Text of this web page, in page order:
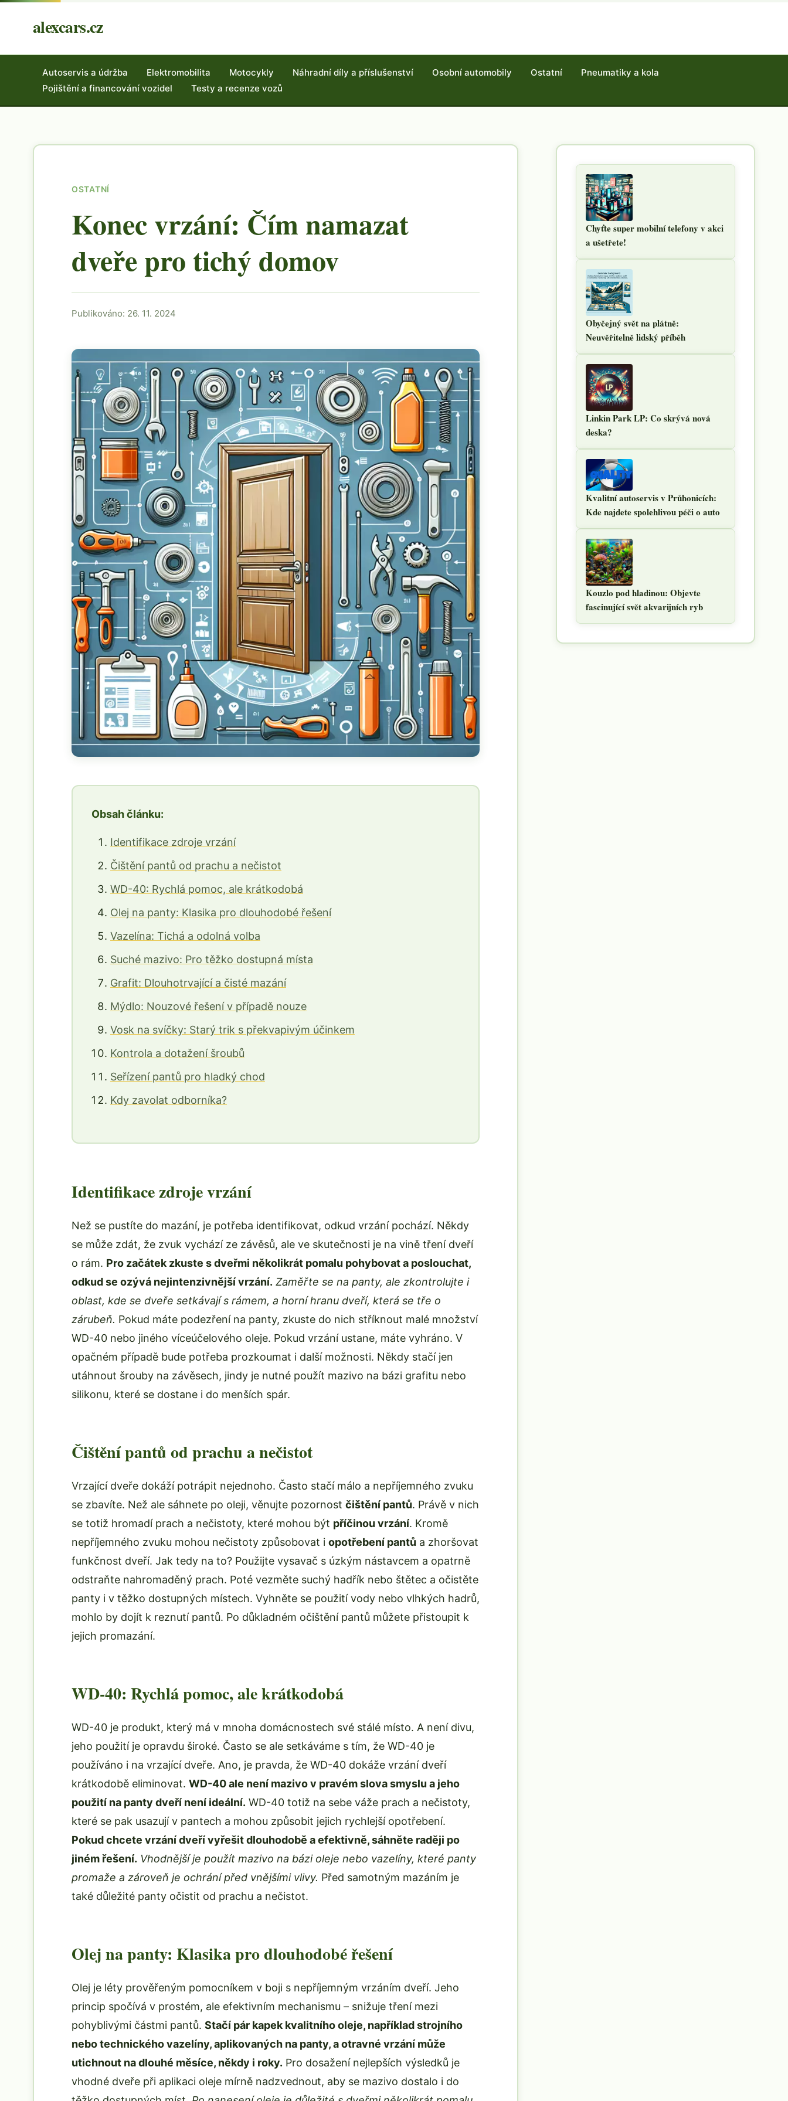
alexcars.cz
Autoservis a údržba Elektromobilita Motocykly Náhradní díly a příslušenství Osobní automobily Ostatní
Pneumatiky a kola
Pojištění a financování vozidel
Testy a recenze vozů
OSTATNÍ
Konec vrzání: Čím namazat
dveře pro tichý domov
Publikováno: 26. 11. 2024
Obsah článku:
Identifikace zdroje vrzání
Čištění pantů od prachu a nečistot
WD-40: Rychlá pomoc, ale krátkodobá
Olej na panty: Klasika pro dlouhodobé řešení
Vazelína: Tichá a odolná volba
Suché mazivo: Pro těžko dostupná místa
Grafit: Dlouhotrvající a čisté mazání
Mýdlo: Nouzové řešení v případě nouze
Vosk na svíčky: Starý trik s překvapivým účinkem
Kontrola a dotažení šroubů
Seřízení pantů pro hladký chod
Kdy zavolat odborníka?
Identifikace zdroje vrzání
Než se pustíte do mazání, je potřeba identifikovat, odkud vrzání pochází. Někdy
se může zdát, že zvuk vychází ze závěsů, ale ve skutečnosti je na vině tření dveří
o rám. Pro začátek zkuste s dveřmi několikrát pomalu pohybovat a poslouchat,
odkud se ozývá nejintenzivnější vrzání. Zaměřte se na panty, ale zkontrolujte i
oblast, kde se dveře setkávají s rámem, a horní hranu dveří, která se tře o
zárubeň. Pokud máte podezření na panty, zkuste do nich stříknout malé množství
WD-40 nebo jiného víceúčelového oleje. Pokud vrzání ustane, máte vyhráno. V
opačném případě bude potřeba prozkoumat i další možnosti. Někdy stačí jen
utáhnout šrouby na závěsech, jindy je nutné použít mazivo na bázi grafitu nebo
silikonu, které se dostane i do menších spár.
Čištění pantů od prachu a nečistot
Vrzající dveře dokáží potrápit nejednoho. Často stačí málo a nepříjemného zvuku
se zbavíte. Než ale sáhnete po oleji, věnujte pozornost čištění pantů. Právě v nich
se totiž hromadí prach a nečistoty, které mohou být příčinou vrzání. Kromě
nepříjemného zvuku mohou nečistoty způsobovat i opotřebení pantů a zhoršovat
funkčnost dveří. Jak tedy na to? Použijte vysavač s úzkým nástavcem a opatrně
odstraňte nahromaděný prach. Poté vezměte suchý hadřík nebo štětec a očistěte
panty i v těžko dostupných místech. Vyhněte se použití vody nebo vlhkých hadrů,
mohlo by dojít k reznutí pantů. Po důkladném očištění pantů můžete přistoupit k
jejich promazání.
WD-40: Rychlá pomoc, ale krátkodobá
WD-40 je produkt, který má v mnoha domácnostech své stálé místo. A není divu,
jeho použití je opravdu široké. Často se ale setkáváme s tím, že WD-40 je
používáno i na vrzající dveře. Ano, je pravda, že WD-40 dokáže vrzání dveří
krátkodobě eliminovat. WD-40 ale není mazivo v pravém slova smyslu a jeho
použití na panty dveří není ideální. WD-40 totiž na sebe váže prach a nečistoty,
které se pak usazují v pantech a mohou způsobit jejich rychlejší opotřebení.
Pokud chcete vrzání dveří vyřešit dlouhodobě a efektivně, sáhněte raději po
jiném řešení. Vhodnější je použít mazivo na bázi oleje nebo vazelíny, které panty
promaže a zároveň je ochrání před vnějšími vlivy. Před samotným mazáním je
také důležité panty očistit od prachu a nečistot.
Olej na panty: Klasika pro dlouhodobé řešení
Olej je léty prověřeným pomocníkem v boji s nepříjemným vrzáním dveří. Jeho
princip spočívá v prostém, ale efektivním mechanismu – snižuje tření mezi
pohyblivými částmi pantů. Stačí pár kapek kvalitního oleje, například strojního
nebo technického vazelíny, aplikovaných na panty, a otravné vrzání může
utichnout na dlouhé měsíce, někdy i roky. Pro dosažení nejlepších výsledků je
vhodné dveře při aplikaci oleje mírně nadzvednout, aby se mazivo dostalo i do
Chyťte super mobilní telefony v akci
a ušetřete!
Obyčejný svět na plátně:
Neuvěřitelně lidský příběh
Linkin Park LP: Co skrývá nová
deska?
Kvalitní autoservis v Průhonicích:
Kde najdete spolehlivou péči o auto
Kouzlo pod hladinou: Objevte
fascinující svět akvarijních ryb